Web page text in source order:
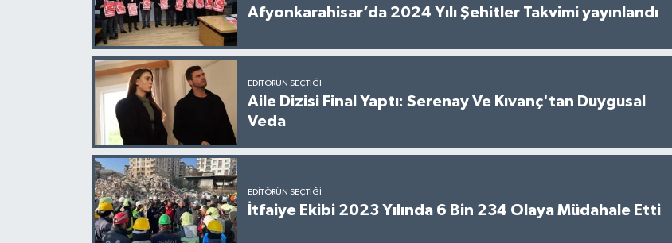
Afyonkarahisar’da 2024 Yılı Şehitler Takvimi yayınlandı
EDITÖRÜN SEÇTIĞI
Aile Dizisi Final Yaptı: Serenay Ve Kıvanç'tan Duygusal
Veda
EDITÖRÜN SEÇTIĞI
İtfaiye Ekibi 2023 Yılında 6 Bin 234 Olaya Müdahale Etti